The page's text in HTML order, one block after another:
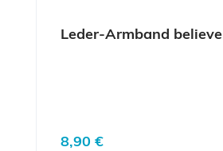
Leder-Armband believe
Regulärer Preis:
8,90 €